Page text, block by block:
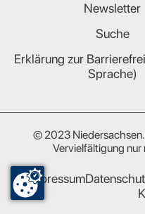
Newsletter
Suche
Erklärung zur
Sprache)
© 2023
Vervielfältigung nur
Impressum